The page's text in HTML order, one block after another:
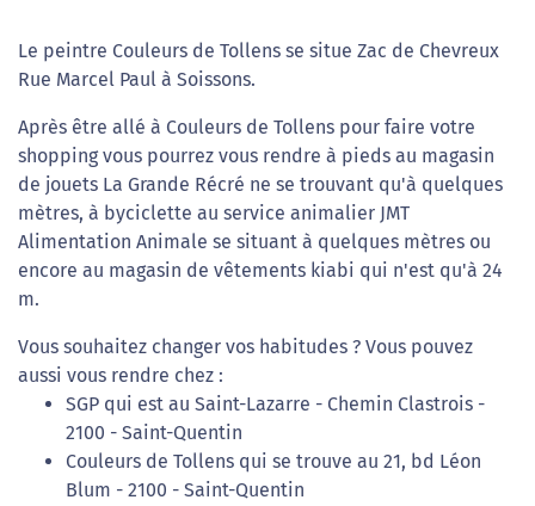
Le peintre Couleurs de Tollens se situe Zac de Chevreux
Rue Marcel Paul à Soissons.
Après être allé à Couleurs de Tollens pour faire votre
shopping vous pourrez vous rendre à pieds au magasin
de jouets La Grande Récré ne se trouvant qu'à quelques
mètres, à byciclette au service animalier JMT
Alimentation Animale se situant à quelques mètres ou
encore au magasin de vêtements kiabi qui n'est qu'à 24
m.
Vous souhaitez changer vos habitudes ? Vous pouvez
aussi vous rendre chez :
SGP qui est au Saint-Lazarre - Chemin Clastrois -
2100 - Saint-Quentin
Couleurs de Tollens qui se trouve au 21, bd Léon
Blum - 2100 - Saint-Quentin